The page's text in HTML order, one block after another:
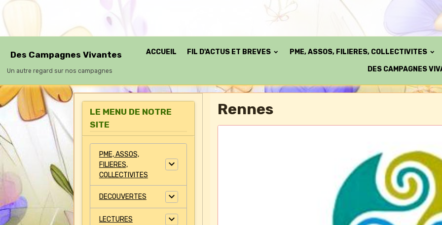
Des Campagnes Vivantes
Un autre regard sur nos campagnes
ACCUEIL FIL D'ACTUS ET BREVES PME, ASSOS, FILIERES, COLLECTIVITES
DES CAMPAGNES
Rennes
LE MENU DE NOTRE
SITE
PME, ASSOS,
FILIERES,
COLLECTIVITES
DECOUVERTES
LECTURES